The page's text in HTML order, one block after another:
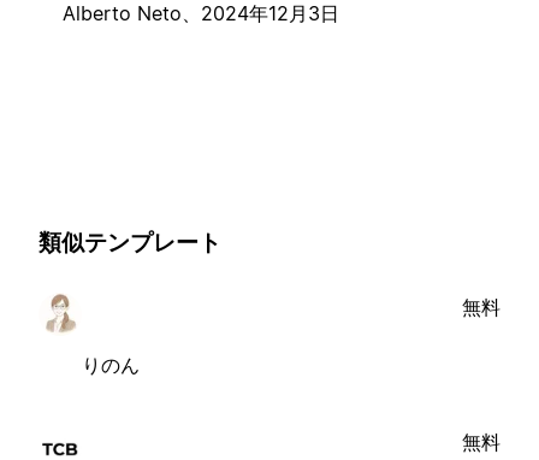
Alberto Neto、 2024年12月3日
類似テンプレート
りのん
無料
無料